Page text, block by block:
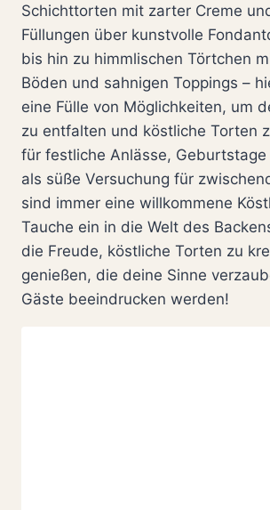
Schichttorten mit zarter Creme
Füllungen über kunstvolle
bis hin zu himmlischen Törtchen
Böden und sahnigen Toppings –
eine Fülle von Möglichkeiten, um
zu entfalten und köstliche Torten
für festliche Anlässe,
als süße Versuchung für
sind immer eine willkommene
Tauche ein in die Welt des
die Freude, köstliche Torten zu
genießen, die deine Sinne
Gäste beeindrucken werden!